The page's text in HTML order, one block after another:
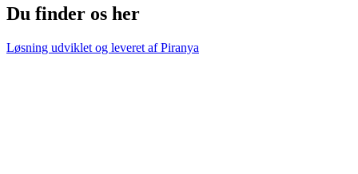
Du finder os her
Løsning udviklet og leveret afPiranya